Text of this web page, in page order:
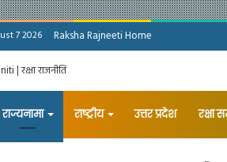
7 2026 Raksha Rajneeti Home
राज्यनामा राष्ट्रीय उत्तर प्रदेश रक्षा